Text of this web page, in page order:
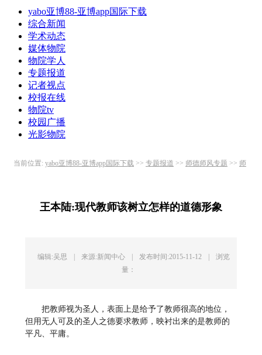
yabo亚博88-亚博app国际下载
综合新闻
学术动态
媒体物院
物院学人
专题报道
记者视点
校报在线
物院tv
校园广播
光影物院
当前位置: yabo亚博88-亚博app国际下载 >> 专题报道 >> 师德师风专题 >> 师
王本陆:现代教师该树立怎样的道德形象
编辑:吴思 | 来源:新闻中心 | 发布时间:2015-11-12 |
浏览
量：
把教师视为圣人，表面上是给予了教师很高的地位，
但用无人可及的圣人之德要求教师，映衬出来的是教师的
平凡、平庸。